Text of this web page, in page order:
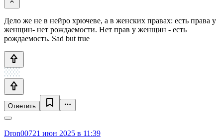
Дело же не в нейро хрючеве, а в женских правах: есть права у
женщин- нет рождаемости. Нет прав у женщин - есть
рождаемость. Sad but true
Ответить
Dron00721 июн 2025 в 11:39